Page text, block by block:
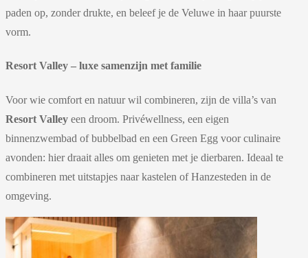
paden op, zonder drukte, en beleef je de Veluwe in haar puurste
vorm.
Resort Valley – luxe samenzijn met familie
Voor wie comfort en natuur wil combineren, zijn de villa’s van
Resort Valley een droom. Privéwellness, een eigen
binnenzwembad of bubbelbad en een Green Egg voor culinaire
avonden: hier draait alles om genieten met je dierbaren. Ideaal te
combineren met uitstapjes naar kastelen of Hanzesteden in de
omgeving.